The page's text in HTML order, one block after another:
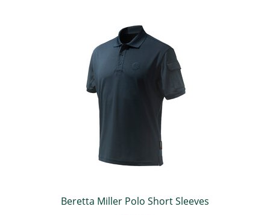
Beretta Miller Polo Short Sleeves